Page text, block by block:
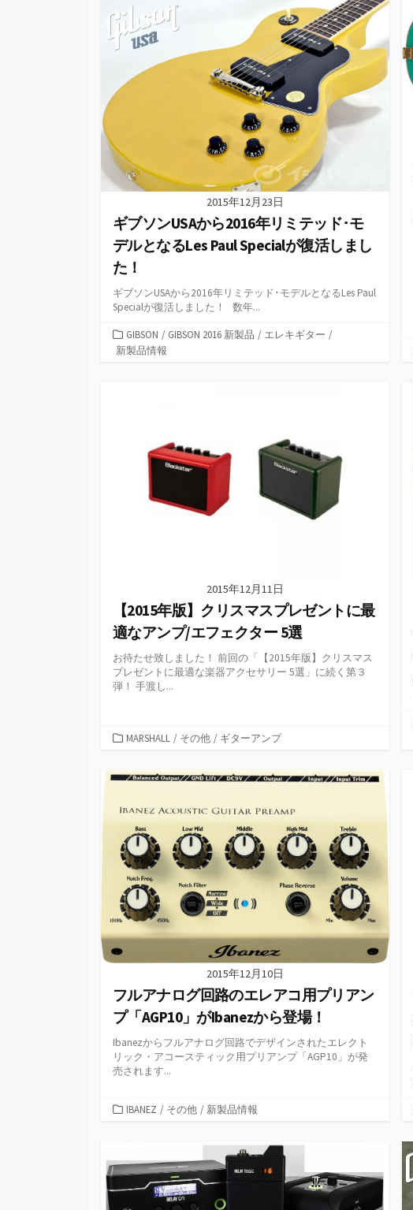
リ
ー
2015年12月23日
ギブソンUSAから2016年リミテッド･モ
デルとなるLes Paul Specialが復活しまし
た！
ギブソンUSAから2016年リミテッド･モデルとなるLes Paul
Specialが復活しました！ 数年...
カ
テ
GIBSON / GIBSON 2016 新製品 / エレキギター /
新製品情報
2015年12月11日
【2015年版】クリスマスプレゼントに最
適なアンプ/エフェクター 5選
お待たせ致しました！ 前回の「【2015年版】クリスマス
プレゼントに最適な楽器アクセサリー 5選」に続く第３
弾！ 手渡し...
カ
リ
MARSHALL / その他 / ギターアンプ
2015年12月10日
フルアナログ回路のエレアコ用プリアン
プ「AGP10」がIbanezから登場！
Ibanezからフルアナログ回路でデザインされたエレクト
リック・アコースティック用プリアンプ「AGP10」が発
売されます...
カ
ー
IBANEZ / その他 / 新製品情報